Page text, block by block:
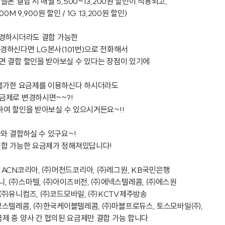
9,900원 할인 / 1G 13,200원 할인)
하시더라도 결합 가능한
하신다면 LG본사(101번)으로 전화해서
결합 할인을 받아보실 수 있다는 장점이 있기에
한 요금제를 이용하신다 하시더라도
제로 변경하시면~~?!
할인을 받아보실 수 있으시거든요~!!
결합하실 수 있구요~!
가능한 요금제가 정해져있답니다!
ACN코리아, ㈜머천드코리아, ㈜레그원, KB국민은행
, ㈜스마텔, ㈜아이즈비전, ㈜에넥스텔레콤, ㈜에스원
유니컴즈, ㈜코드모바일, ㈜KCTV제주방송
텔레콤, ㈜한국케이블텔레콤, ㈜마블프로듀스, 토스모바일㈜,
중 양사 간 협의된 요금제만 결합 가능 합니다.